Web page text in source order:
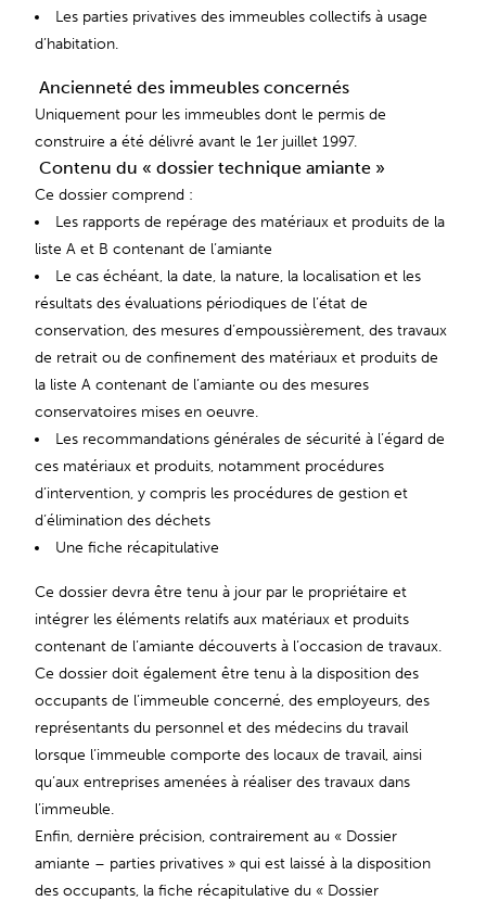
Les parties privatives des immeubles collectifs à usage
d’habitation.
Ancienneté des immeubles concernés
Uniquement pour les immeubles dont le permis de
construire a été délivré avant le 1er juillet 1997.
Contenu du « dossier technique amiante »
Ce dossier comprend :
Les rapports de repérage des matériaux et produits de la
liste A et B contenant de l’amiante
Le cas échéant, la date, la nature, la localisation et les
résultats des évaluations périodiques de l’état de
conservation, des mesures d’empoussièrement, des travaux
de retrait ou de confinement des matériaux et produits de
la liste A contenant de l’amiante ou des mesures
conservatoires mises en oeuvre.
Les recommandations générales de sécurité à l’égard de
ces matériaux et produits, notamment procédures
d’intervention, y compris les procédures de gestion et
d’élimination des déchets
Une fiche récapitulative
Ce dossier devra être tenu à jour par le propriétaire et
intégrer les éléments relatifs aux matériaux et produits
contenant de l’amiante découverts à l’occasion de travaux.
Ce dossier doit également être tenu à la disposition des
occupants de l’immeuble concerné, des employeurs, des
représentants du personnel et des médecins du travail
lorsque l’immeuble comporte des locaux de travail, ainsi
qu’aux entreprises amenées à réaliser des travaux dans
l’immeuble.
Enfin, dernière précision, contrairement au « Dossier
amiante – parties privatives » qui est laissé à la disposition
des occupants, la fiche récapitulative du « Dossier